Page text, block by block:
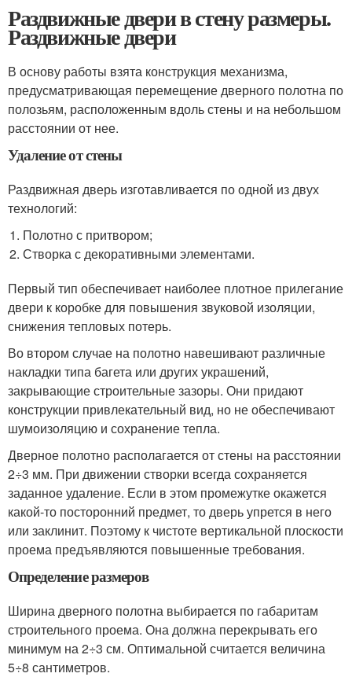
Раздвижные двери в стену размеры.
Раздвижные двери
В основу работы взята конструкция механизма,
предусматривающая перемещение дверного полотна по
полозьям, расположенным вдоль стены и на небольшом
расстоянии от нее.
Удаление от стены
Раздвижная дверь изготавливается по одной из двух
технологий:
Полотно с притвором;
Створка с декоративными элементами.
Первый тип обеспечивает наиболее плотное прилегание
двери к коробке для повышения звуковой изоляции,
снижения тепловых потерь.
Во втором случае на полотно навешивают различные
накладки типа багета или других украшений,
закрывающие строительные зазоры. Они придают
конструкции привлекательный вид, но не обеспечивают
шумоизоляцию и сохранение тепла.
Дверное полотно располагается от стены на расстоянии
2÷3 мм. При движении створки всегда сохраняется
заданное удаление. Если в этом промежутке окажется
какой-то посторонний предмет, то дверь упрется в него
или заклинит. Поэтому к чистоте вертикальной плоскости
проема предъявляются повышенные требования.
Определение размеров
Ширина дверного полотна выбирается по габаритам
строительного проема. Она должна перекрывать его
минимум на 2÷3 см. Оптимальной считается величина
5÷8 сантиметров.